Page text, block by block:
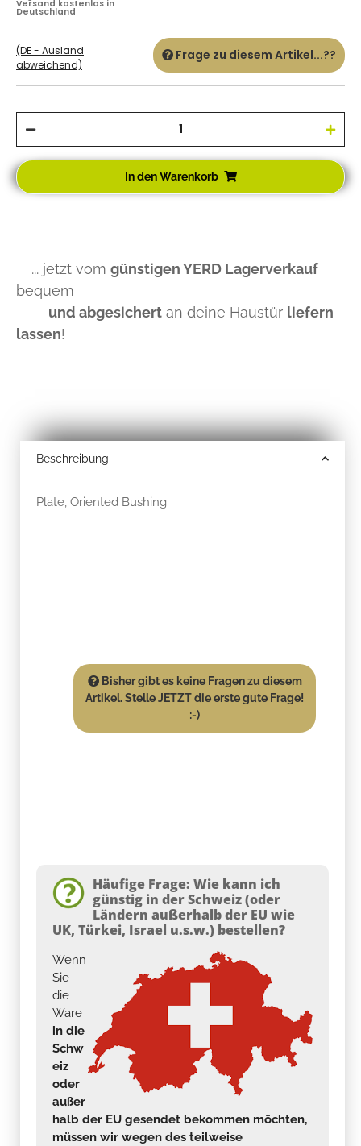
Versand kostenlos in
Deutschland
(DE - Ausland
abweichend)
Frage zu diesem Artikel...??
In den Warenkorb
... jetzt vom günstigen YERD Lagerverkauf
bequem
und abgesichert an deine Haustür liefern
lassen!
Beschreibung
Plate, Oriented Bushing
Bisher gibt es keine Fragen zu diesem
Artikel. Stelle JETZT die erste gute Frage!
:-)
Häufige Frage: Wie kann ich
günstig in der Schweiz (oder
Ländern außerhalb der EU wie
UK, Türkei, Israel u.s.w.) bestellen?
Wenn
Sie
die
Ware
in die
Schw
eiz
oder
außer
halb der EU gesendet bekommen möchten,
müssen wir wegen des teilweise